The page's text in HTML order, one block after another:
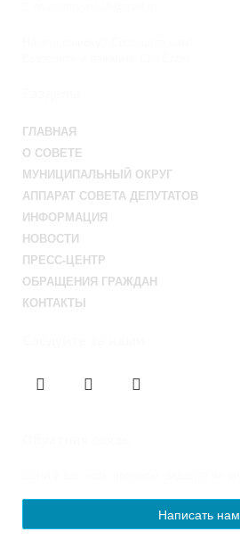
ГЛАВНАЯ
О СОВЕТЕ
МУНИЦИПАЛЬНЫЙ ОКРУГ
АППАРАТ СОВЕТА ДЕПУТАТОВ
ИНФОРМАЦИЯ
НОВОСТИ
ПРЕСС-ЦЕНТР
ОБРАЩЕНИЯ ГРАЖДАН
КОНТАКТЫ
Написать нам